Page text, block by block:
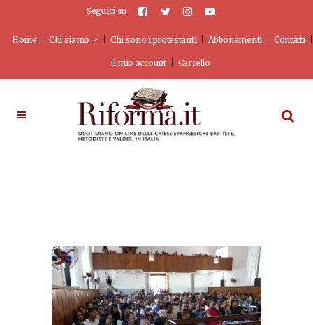
Seguici su
Home Chi siamo Chi sono i protestanti Abbonamenti Contatti
Il mio account Carrello